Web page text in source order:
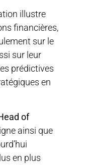
illustre
financières,
sur le
sur leur
prédictives
en
of
ainsi que
en plus